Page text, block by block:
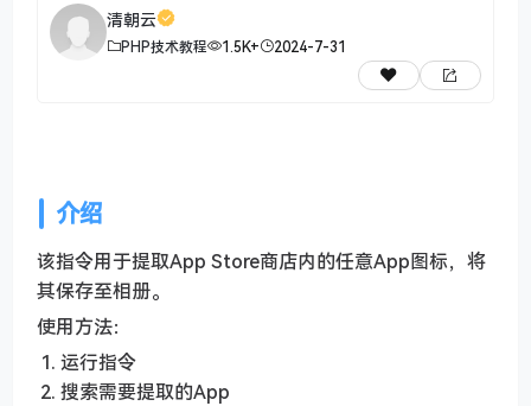
清朝云
PHP技术教程 1.5K+ 2024-7-31
介绍
该指令用于提取App Store商店内的任意App图标，将
其保存至相册。
使用方法：
运行指令
搜索需要提取的App